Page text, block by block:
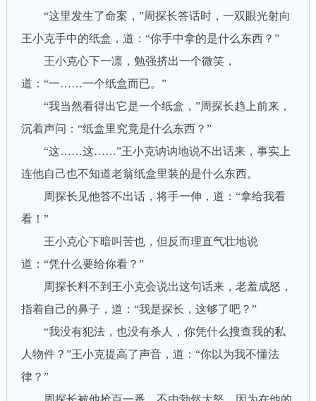
“这里发生了命案，”周探长答话时，一双眼光射向
王小克手中的纸盒，道：“你手中拿的是什么东西？”
王小克心下一凛，勉强挤出一个微笑，
道：“一……一个纸盒而已。”
“我当然看得出它是一个纸盒，”周探长趋上前来，
沉着声问：“纸盒里究竟是什么东西？”
“这……这……”王小克讷讷地说不出话来，事实上
连他自己也不知道老翁纸盒里装的是什么东西。
周探长见他答不出话，将手一伸，道：“拿给我看
看！”
王小克心下暗叫苦也，但反而理直气壮地说
道：“凭什么要给你看？”
周探长料不到王小克会说出这句话来，老羞成怒，
指着自己的鼻子，道：“我是探长，这够了吧？”
“我没有犯法，也没有杀人，你凭什么搜查我的私
人物件？”王小克提高了声音，道：“你以为我不懂法
律？”